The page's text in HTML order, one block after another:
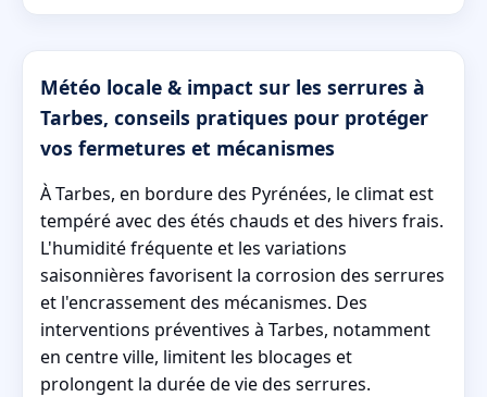
Météo locale & impact sur les serrures à
Tarbes, conseils pratiques pour protéger
vos fermetures et mécanismes
À Tarbes, en bordure des Pyrénées, le climat est
tempéré avec des étés chauds et des hivers frais.
L'humidité fréquente et les variations
saisonnières favorisent la corrosion des serrures
et l'encrassement des mécanismes. Des
interventions préventives à Tarbes, notamment
en centre ville, limitent les blocages et
prolongent la durée de vie des serrures.